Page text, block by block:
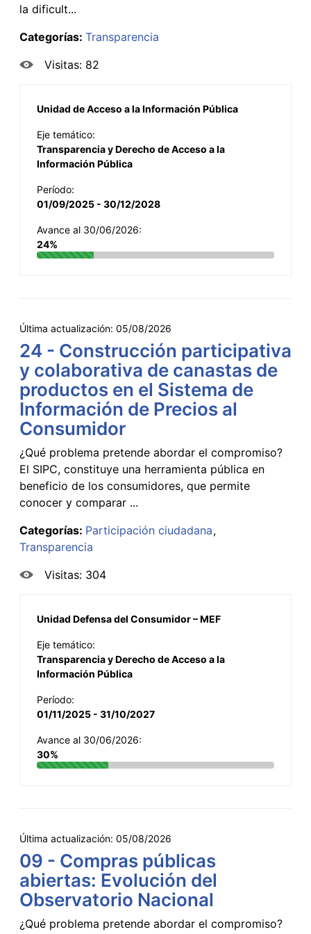
la dificult...
Categorías: Transparencia
Visitas: 82
Unidad de Acceso a la Información Pública
Eje temático:
Transparencia y Derecho de Acceso a la
Información Pública
Período:
01/09/2025 - 30/12/2028
Avance al 30/06/2026:
24%
Última actualización: 05/08/2026
24 - Construcción participativa
y colaborativa de canastas de
productos en el Sistema de
Información de Precios al
Consumidor
¿Qué problema pretende abordar el compromiso?
El SIPC, constituye una herramienta pública en
beneficio de los consumidores, que permite
conocer y comparar ...
Categorías: Participación ciudadana
Transparencia
Visitas: 304
Unidad Defensa del Consumidor – MEF
Eje temático:
Transparencia y Derecho de Acceso a la
Información Pública
Período:
01/11/2025 - 31/10/2027
Avance al 30/06/2026:
30%
Última actualización: 05/08/2026
09 - Compras públicas
abiertas: Evolución del
Observatorio Nacional
¿Qué problema pretende abordar el compromiso?